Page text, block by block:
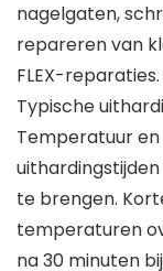
nagelgaten,
repareren van
FLEX-
Typische
Temperatuur
te brengen.
temperaturen
na 30 minuten